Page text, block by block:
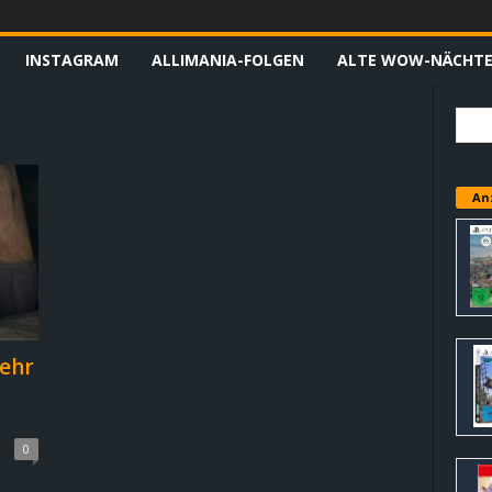
INSTAGRAM ALLIMANIA-FOLGEN ALTE WOW-NÄCHTE
0